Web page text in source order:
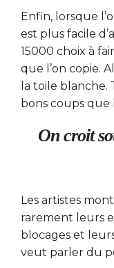
Enfin, lorsque
est plus facile
15000 choix à
que l’on copie.
la toile blanche.
bons coups que
On croit
Les artistes
rarement leurs
blocages et
veut parler du